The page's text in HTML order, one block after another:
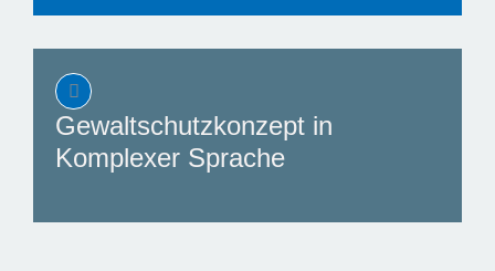
Gewaltschutzkonzept in
Komplexer Sprache